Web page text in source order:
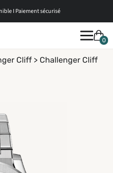
I Paiement sécurisé
0
Cliff > Challenger Cliff